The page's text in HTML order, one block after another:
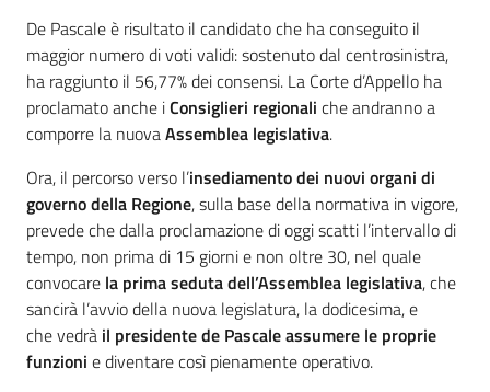
De Pascale è risultato il candidato che ha conseguito il
maggior numero di voti validi: sostenuto dal centrosinistra,
ha raggiunto il 56,77% dei consensi. La Corte d’Appello ha
proclamato anche iConsiglieri regionali che andranno a
comporre la nuovaAssemblea legislativa.
Ora, il percorso verso l’insediamento dei nuovi organi di
governo della Regione, sulla base della normativa in vigore,
prevede che dalla proclamazione di oggi scatti l’intervallo di
tempo, non prima di 15 giorni e non oltre 30, nel quale
convocare la prima seduta dell’Assemblea legislativa, che
sancirà l’avvio della nuova legislatura, la dodicesima, e
che vedrà il presidente de Pascale assumere le proprie
funzioni e diventare così pienamente operativo.